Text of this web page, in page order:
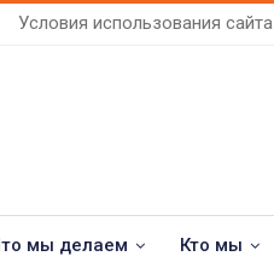
Условия использования сайта
мы делаем Кто мы